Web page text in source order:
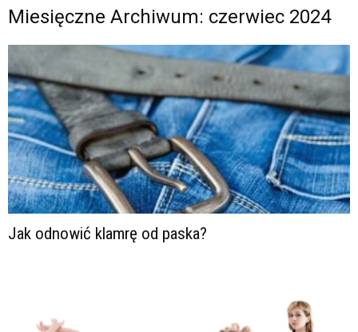
Miesięczne Archiwum: czerwiec 2024
Jak odnowić klamrę od paska?